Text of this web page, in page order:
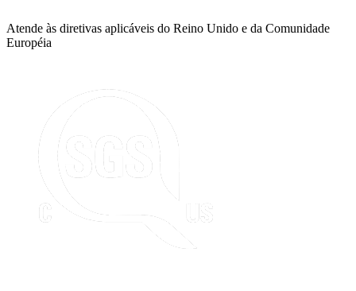
Atende às diretivas aplicáveis do Reino Unido e da Comunidade
Européia